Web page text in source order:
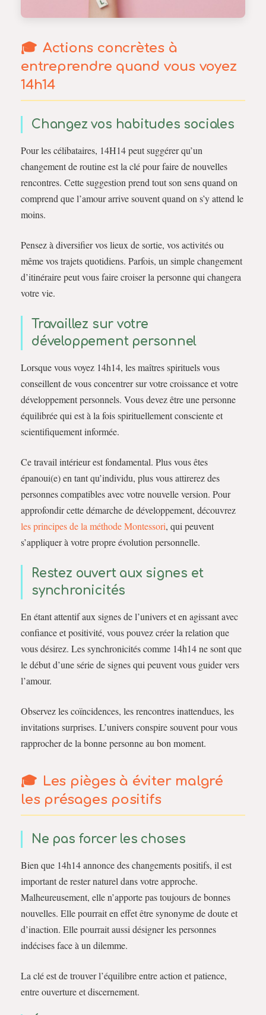
Actions concrètes à
entreprendre quand vous voyez
14h14
Changez vos habitudes sociales
Pour les célibataires, 14H14 peut suggérer qu’un
changement de routine est la clé pour faire de nouvelles
rencontres. Cette suggestion prend tout son sens quand on
comprend que l’amour arrive souvent quand on s’y attend le
moins.
Pensez à diversifier vos lieux de sortie, vos activités ou
même vos trajets quotidiens. Parfois, un simple changement
d’itinéraire peut vous faire croiser la personne qui changera
votre vie.
Travaillez sur votre
développement personnel
Lorsque vous voyez 14h14, les maîtres spirituels vous
conseillent de vous concentrer sur votre croissance et votre
développement personnels. Vous devez être une personne
équilibrée qui est à la fois spirituellement consciente et
scientifiquement informée.
Ce travail intérieur est fondamental. Plus vous êtes
épanoui(e) en tant qu’individu, plus vous attirerez des
personnes compatibles avec votre nouvelle version. Pour
approfondir cette démarche de développement, découvrez
les principes de la méthode Montessori, qui peuvent
s’appliquer à votre propre évolution personnelle.
Restez ouvert aux signes et
synchronicités
En étant attentif aux signes de l’univers et en agissant avec
confiance et positivité, vous pouvez créer la relation que
vous désirez. Les synchronicités comme 14h14 ne sont que
le début d’une série de signes qui peuvent vous guider vers
l’amour.
Observez les coïncidences, les rencontres inattendues, les
invitations surprises. L’univers conspire souvent pour vous
rapprocher de la bonne personne au bon moment.
Les pièges à éviter malgré
les présages positifs
Ne pas forcer les choses
Bien que 14h14 annonce des changements positifs, il est
important de rester naturel dans votre approche.
Malheureusement, elle n’apporte pas toujours de bonnes
nouvelles. Elle pourrait en effet être synonyme de doute et
d’inaction. Elle pourrait aussi désigner les personnes
indécises face à un dilemme.
La clé est de trouver l’équilibre entre action et patience,
entre ouverture et discernement.